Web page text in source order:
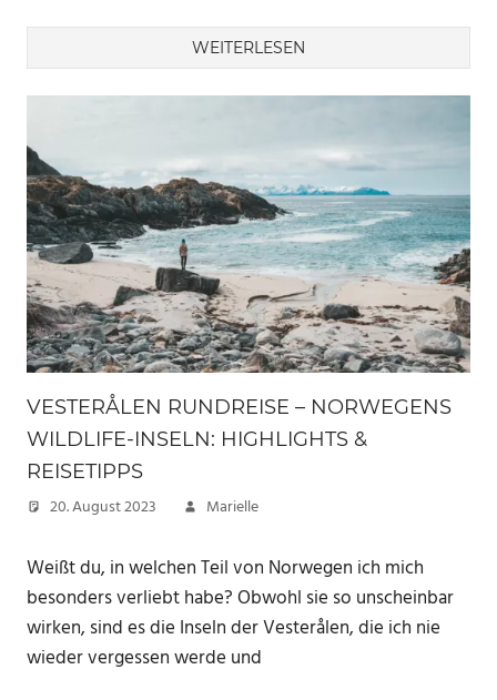
WEITERLESEN
VESTERÅLEN RUNDREISE – NORWEGENS
WILDLIFE-INSELN: HIGHLIGHTS &
REISETIPPS
20. August 2023 Marielle
Weißt du, in welchen Teil von Norwegen ich mich
besonders verliebt habe? Obwohl sie so unscheinbar
wirken, sind es die Inseln der Vesterålen, die ich nie
wieder vergessen werde und